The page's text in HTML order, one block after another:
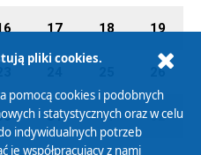
17 18 19
26
31 01 02
pliki cookies.
pomocą cookies i podobnych
i statystycznych oraz w celu
indywidualnych potrzeb
je współpracujący z nami